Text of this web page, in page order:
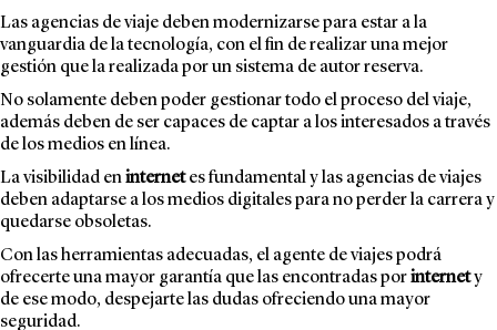
Las agencias de viaje deben modernizarse para estar a la
vanguardia de la tecnología, con el fin de realizar una mejor
gestión que la realizada por un sistema de autor reserva.
No solamente deben poder gestionar todo el proceso del viaje,
además deben de ser capaces de captar a los interesados a través
de los medios en línea.
La visibilidad eninternetes fundamental y las agencias de viajes
deben adaptarse a los medios digitales para no perder la carrera y
quedarse obsoletas.
Con las herramientas adecuadas, el agente de viajes podrá
ofrecerte una mayor garantía que las encontradas porinternety
de ese modo, despejarte las dudas ofreciendo una mayor
seguridad.